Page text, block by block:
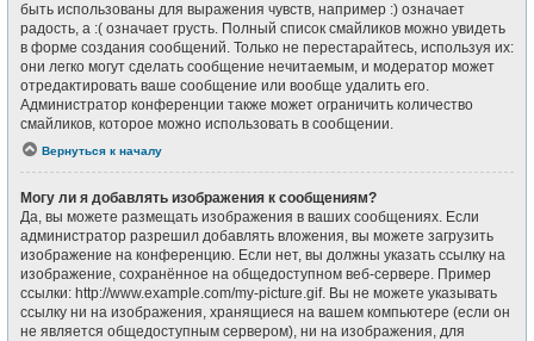
быть использованы для выражения чувств, например :) означает
радость, а :( означает грусть. Полный список смайликов можно увидеть
в форме создания сообщений. Только не перестарайтесь, используя их:
они легко могут сделать сообщение нечитаемым, и модератор может
отредактировать ваше сообщение или вообще удалить его.
Администратор конференции также может ограничить количество
смайликов, которое можно использовать в сообщении.
Вернуться к началу
Могу ли я добавлять изображения к сообщениям?
Да, вы можете размещать изображения в ваших сообщениях. Если
администратор разрешил добавлять вложения, вы можете загрузить
изображение на конференцию. Если нет, вы должны указать ссылку на
изображение, сохранённое на общедоступном веб-сервере. Пример
ссылки: http://www.example.com/my-picture.gif. Вы не можете указывать
ссылку ни на изображения, хранящиеся на вашем компьютере (если он
не является общедоступным сервером), ни на изображения, для